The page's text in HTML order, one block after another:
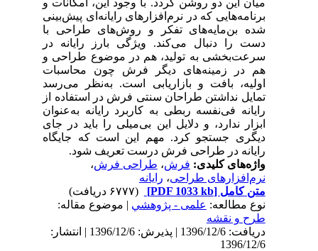
برنامه‌هایی که در نرم‌افزارهای رایانه‌ای پیش‌بینی
شده بن‌مایه‌های تفکر و روش‌های طراحی با
دست را دنبال می‌کند. ویژگی بارز رایانه در
سرعت‌بخشی به تولید، هم در موضوع طراحی و
هم در زمینه‌های دیگر فرش چون محاسبات
اولیه، بافت و بازاریابی است. به‌نظر می‌رسد
تمایل نداشتن طراحان سنتی فرش در استفاده از
رایانه فی‌نفسه ربطی به کاربرد رایانه به‌عنوان
ابزار ندارد، و دلایل این بی‌میلی را باید در جای
دیگری جستجو کرد. مهم این است که جایگاه
رایانه در طراحی فرش درست تعریف شود.
واژه‌های کلیدی:فرش،طراحی فرش،
نرم‌افزارهای طراحی،رایانه
متن کامل[PDF 1033 kb]
نوع مطالعه:علمی - پژوهشي| موضوع مقاله:
طرح و نقشه
دریافت: 1396/12/6 | پذیرش: 1396/12/6 | انتشار:
1396/12/6